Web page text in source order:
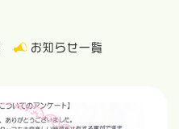
お知らせ一覧